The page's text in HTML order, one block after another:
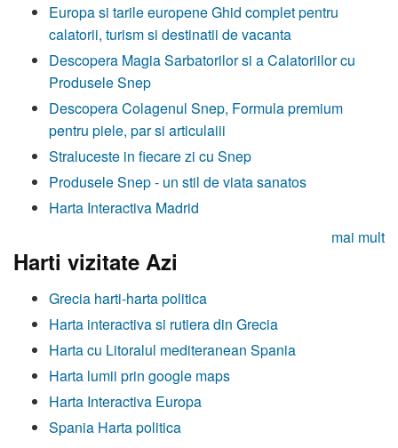
Europa si tarile europene Ghid complet pentru
calatorii, turism si destinatii de vacanta
Descopera Magia Sarbatorilor si a Calatoriilor cu
Produsele Snep
Descopera Colagenul Snep, Formula premium
pentru piele, par si articulaiii
Straluceste in fiecare zi cu Snep
Produsele Snep - un stil de viata sanatos
Harta Interactiva Madrid
mai mult
Harti vizitate Azi
Grecia harti-harta politica
Harta interactiva si rutiera din Grecia
Harta cu Litoralul mediteranean Spania
Harta lumii prin google maps
Harta Interactiva Europa
Spania Harta politica